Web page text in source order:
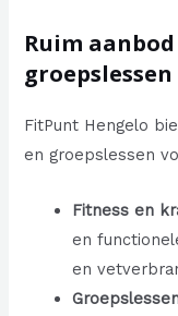
Ruim
groepslessen
FitPunt Hengelo
en groepslessen
Fitness en
en
en